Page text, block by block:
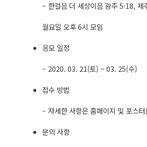
– 한걸음 더 세상이음 광주 5·18,
월요일 오후 6시 모임
응모 일정
– 2020. 03. 21(토) ~ 03. 25(수)
접수 방법
– 자세한 사항은 홈페이지 및 포스
문의 사항